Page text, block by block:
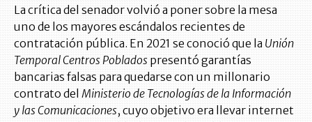
La crítica del senador volvió a poner sobre la mesa
uno de los mayores escándalos recientes de
contratación pública. En 2021 se conoció que la Unión
Temporal Centros Poblados presentó garantías
bancarias falsas para quedarse con un millonario
contrato del Ministerio de Tecnologías de la Información
y las Comunicaciones, cuyo objetivo era llevar internet